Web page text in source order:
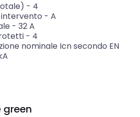
- 4
- A
- 32A
- 4
nominale Icn secondo EN